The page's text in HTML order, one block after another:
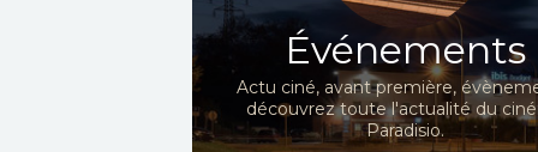
Événements
Actu ciné, avant première,
découvrez toute l'actualité du
Paradisio.